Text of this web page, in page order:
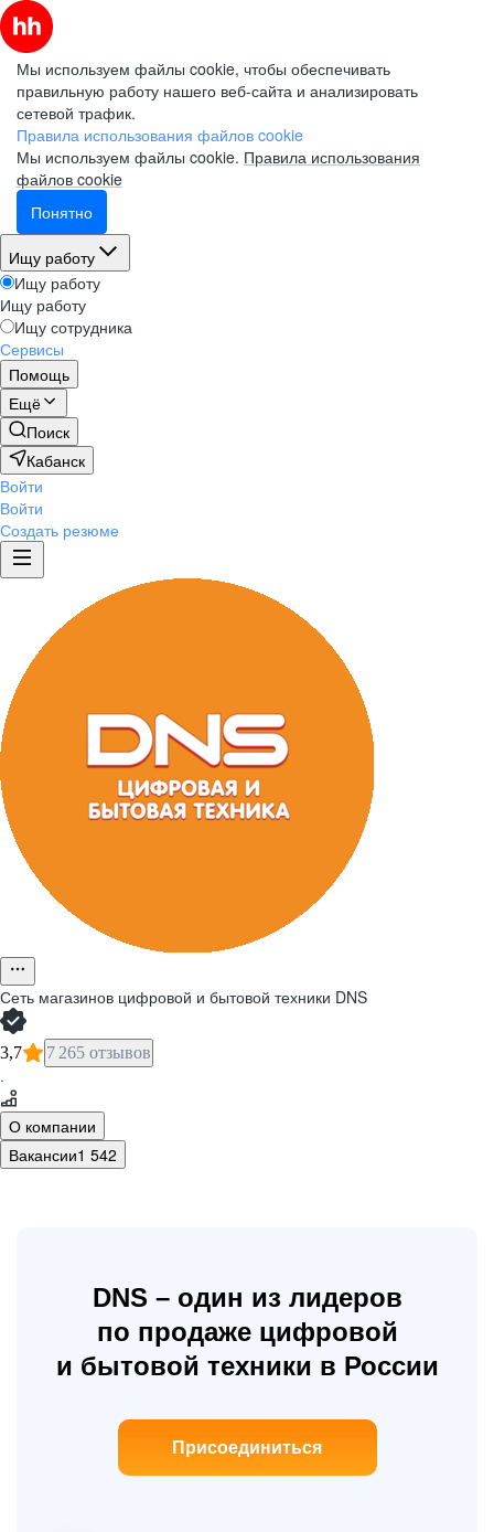
Мы используем файлы cookie, чтобы обеспечивать
правильную работу нашего веб-сайта и анализировать
сетевой трафик.
Правила использования файлов cookie
Мы используем файлы cookie. Правила использования
файлов cookie
Понятно
Ищу работу
Ищу работу
Ищу работу
Ищу сотрудника
Сервисы
Помощь
Ещё
Поиск
Кабанск
Войти
Войти
Создать резюме
Сеть магазинов цифровой и бытовой техники DNS
3,7 7 265 отзывов
·
О компании
Вакансии1 542
Логистика
Сервис
DNS – один из лидеров
по продаже цифровой
и бытовой техники в России
Присоединиться